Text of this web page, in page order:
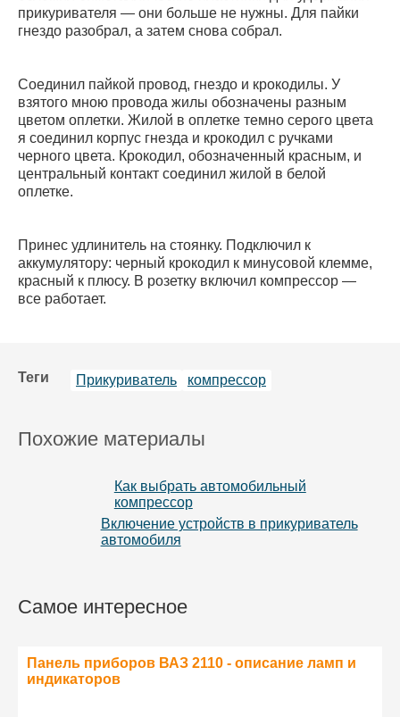
прикуривателя — они больше не нужны. Для пайки
гнездо разобрал, а затем снова собрал.
Соединил пайкой провод, гнездо и крокодилы. У
взятого мною провода жилы обозначены разным
цветом оплетки. Жилой в оплетке темно серого цвета
я соединил корпус гнезда и крокодил с ручками
черного цвета. Крокодил, обозначенный красным, и
центральный контакт соединил жилой в белой
оплетке.
Принес удлинитель на стоянку. Подключил к
аккумулятору: черный крокодил к минусовой клемме,
красный к плюсу. В розетку включил компрессор —
все работает.
Теги Прикуриватель компрессор
Похожие материалы
Как выбрать автомобильный
компрессор
Включение устройств в прикуриватель
автомобиля
Самое интересное
Панель приборов ВАЗ 2110 - описание ламп и
индикаторов